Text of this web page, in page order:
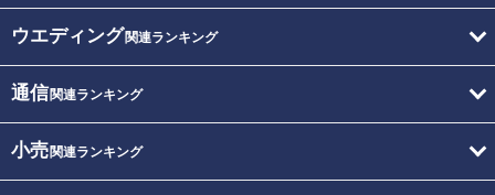
ウエディング関連ランキング
通信関連ランキング
小売関連ランキング